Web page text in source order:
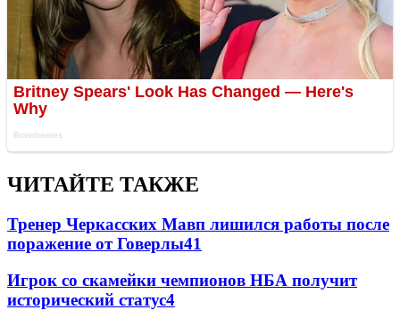
ЧИТАЙТЕ ТАКЖЕ
Тренер Черкасских Мавп лишился работы после
поражение от Говерлы41
Игрок со скамейки чемпионов НБА получит
исторический статус4